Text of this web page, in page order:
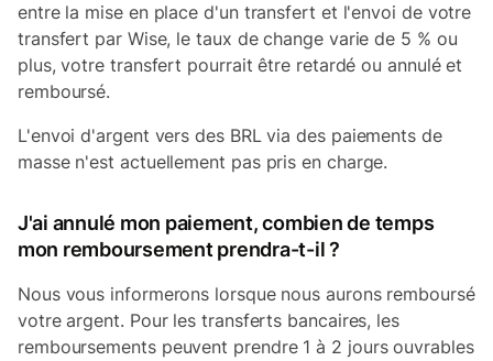
entre la mise en place d'un transfert et l'envoi de votre
transfert par Wise, le taux de change varie de 5 % ou
plus, votre transfert pourrait être retardé ou annulé et
remboursé.
L'envoi d'argent vers des BRL via des paiements de
masse n'est actuellement pas pris en charge.
J'ai annulé mon paiement, combien de temps
mon remboursement prendra-t-il ?
Nous vous informerons lorsque nous aurons remboursé
votre argent. Pour les transferts bancaires, les
remboursements peuvent prendre 1 à 2 jours ouvrables